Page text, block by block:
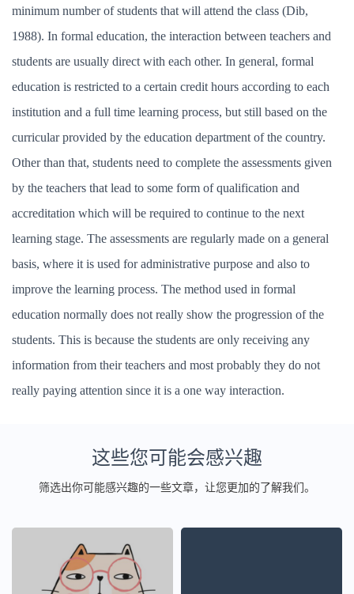
minimum number of students that will attend the class (Dib,
1988). In formal education, the interaction between teachers and
students are usually direct with each other. In general, formal
education is restricted to a certain credit hours according to each
institution and a full time learning process, but still based on the
curricular provided by the education department of the country.
Other than that, students need to complete the assessments given
by the teachers that lead to some form of qualification and
accreditation which will be required to continue to the next
learning stage. The assessments are regularly made on a general
basis, where it is used for administrative purpose and also to
improve the learning process. The method used in formal
education normally does not really show the progression of the
students. This is because the students are only receiving any
information from their teachers and most probably they do not
really paying attention since it is a one way interaction.
这些您可能会感兴趣
筛选出你可能感兴趣的一些文章，让您更加的了解我们。